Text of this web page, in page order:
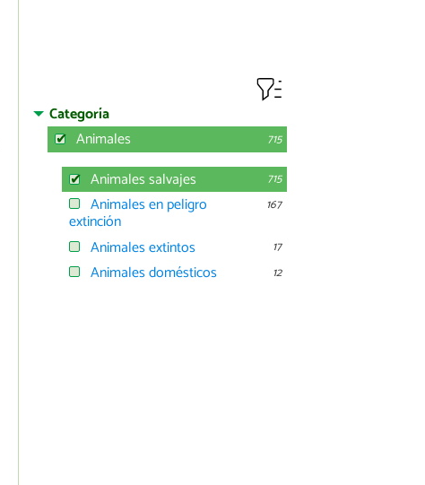
Categoría
Animales
715
Animales salvajes 715
Animales en peligro
extinción
167
Animales extintos 17
Animales domésticos 12